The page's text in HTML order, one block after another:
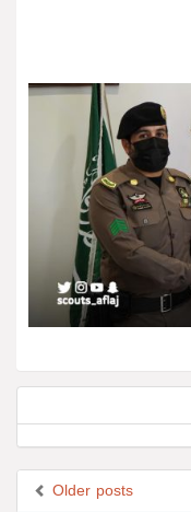
Older posts